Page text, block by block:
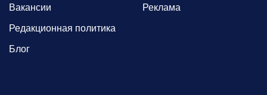
Вакансии
Редакционная политика
Блог
Реклама